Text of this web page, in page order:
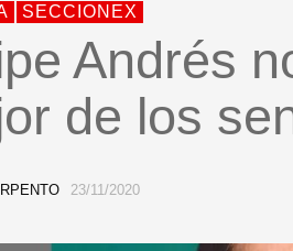
SECCIONEX
Andrés
de los
23/11/2020